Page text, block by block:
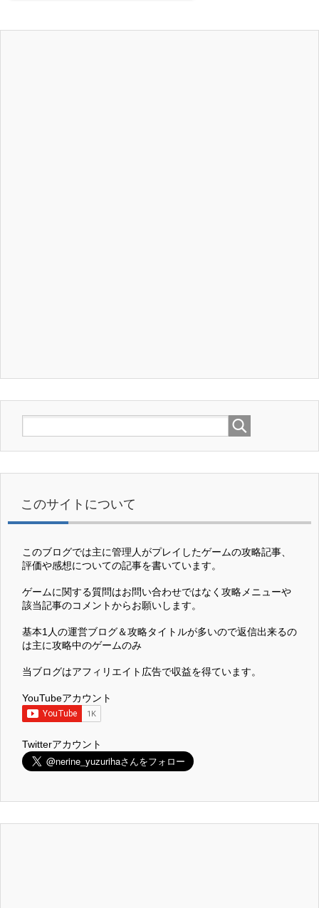
このサイトについて
このブログでは主に管理人がプレイしたゲームの攻略記事、
評価や感想についての記事を書いています。
ゲームに関する質問はお問い合わせではなく攻略メニューや
該当記事のコメントからお願いします。
基本1人の運営ブログ＆攻略タイトルが多いので返信出来るの
は主に攻略中のゲームのみ
当ブログはアフィリエイト広告で収益を得ています。
YouTubeアカウント
Twitterアカウント